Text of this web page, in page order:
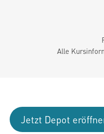
Alle
Jetzt Depot